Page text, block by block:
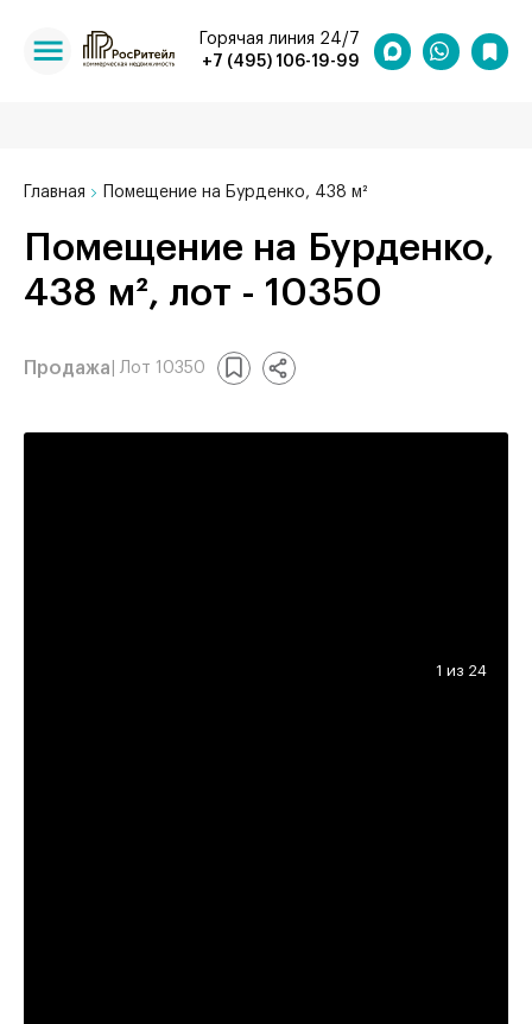
+7 (495) 106-19-99
Горячая линия 24/7
Главная Помещение на Бурденко, 438 м²
Помещение на Бурденко,
438 м², лот - 10350
Продажа | Лот 10350
1 из 24